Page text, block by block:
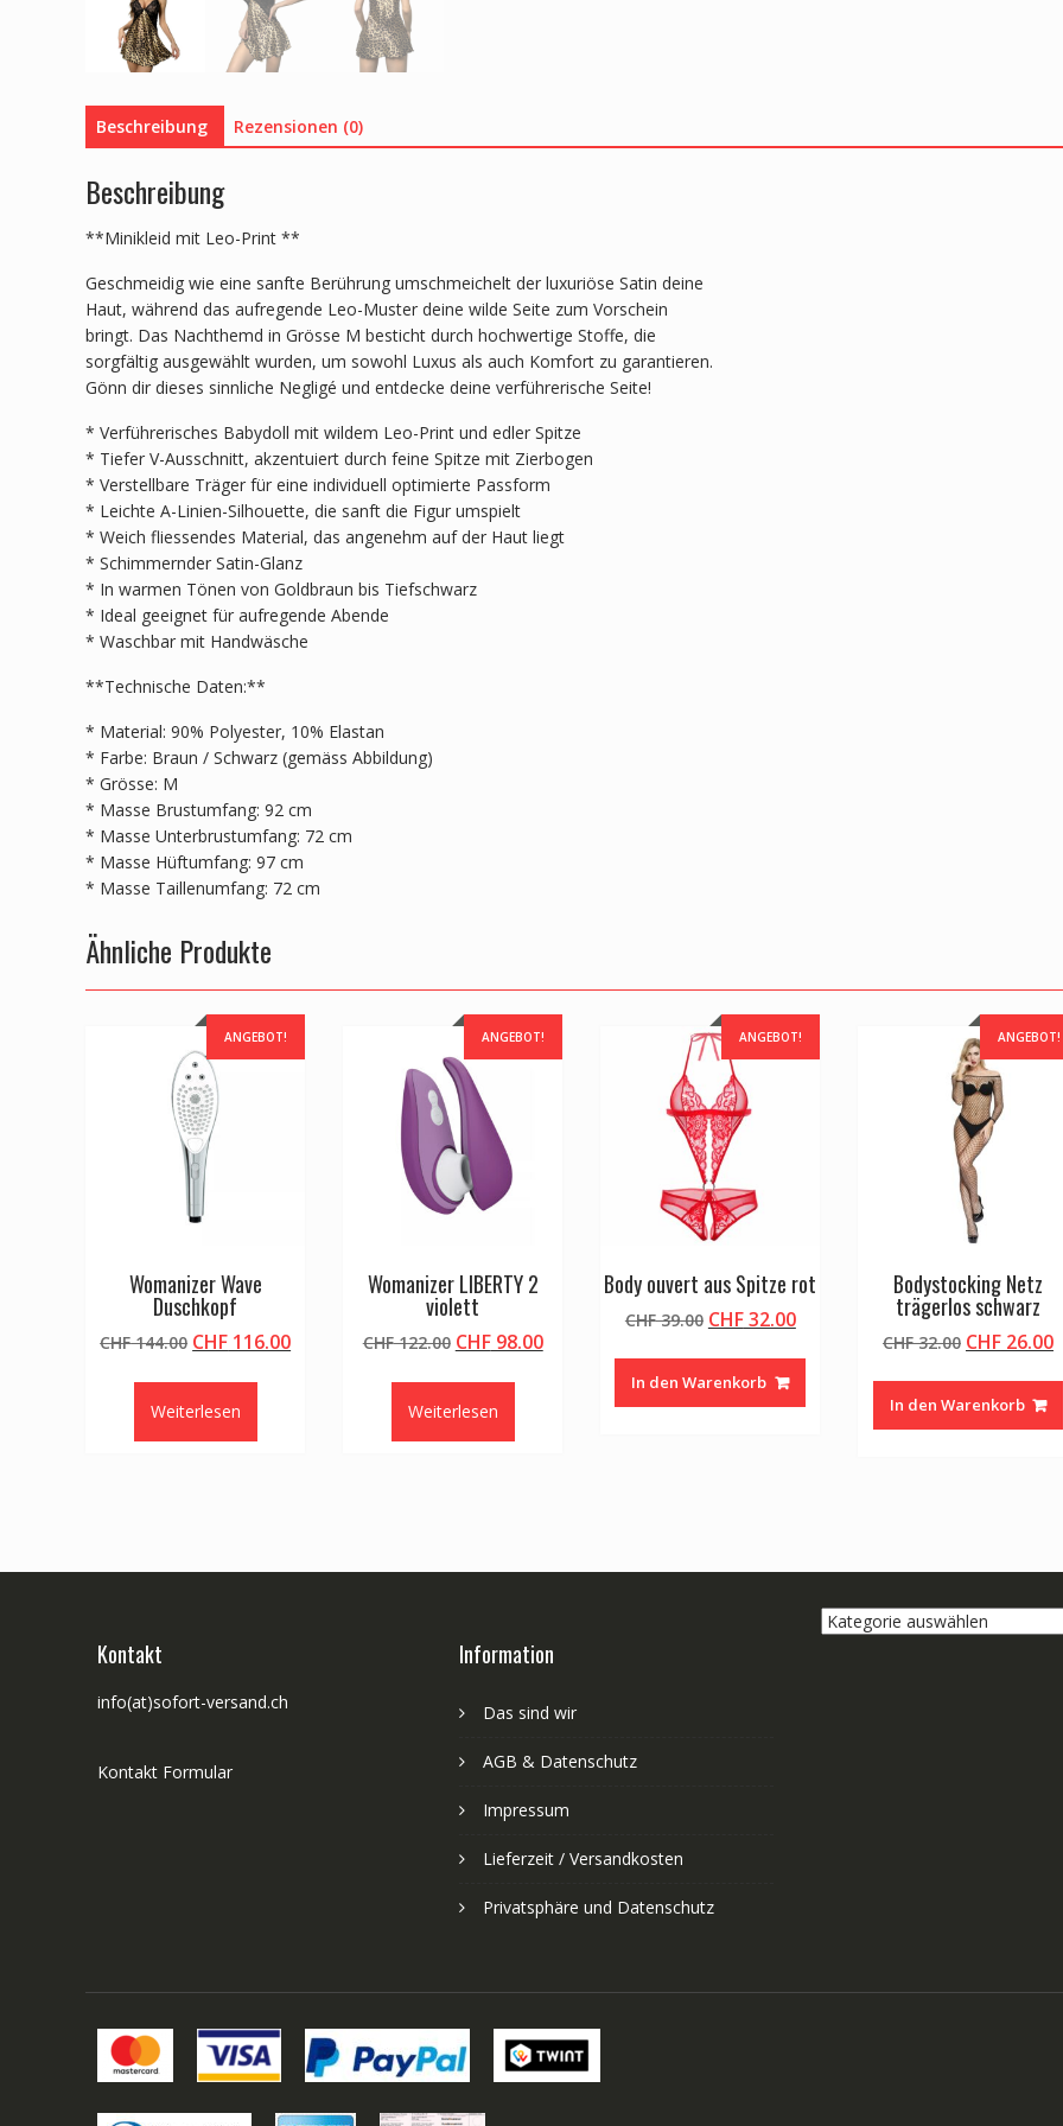
Beschreibung Rezensionen (0)
Beschreibung
**Minikleid mit Leo-Print **
Geschmeidig wie eine sanfte Berührung umschmeichelt der luxuriöse Satin deine
Haut, während das aufregende Leo-Muster deine wilde Seite zum Vorschein
bringt. Das Nachthemd in Grösse M besticht durch hochwertige Stoffe, die
sorgfältig ausgewählt wurden, um sowohl Luxus als auch Komfort zu garantieren.
Gönn dir dieses sinnliche Negligé und entdecke deine verführerische Seite!
* Verführerisches Babydoll mit wildem Leo-Print und edler Spitze
* Tiefer V-Ausschnitt, akzentuiert durch feine Spitze mit Zierbogen
* Verstellbare Träger für eine individuell optimierte Passform
* Leichte A-Linien-Silhouette, die sanft die Figur umspielt
* Weich fliessendes Material, das angenehm auf der Haut liegt
* Schimmernder Satin-Glanz
* In warmen Tönen von Goldbraun bis Tiefschwarz
* Ideal geeignet für aufregende Abende
* Waschbar mit Handwäsche
**Technische Daten:**
* Material: 90% Polyester, 10% Elastan
* Farbe: Braun / Schwarz (gemäss Abbildung)
* Grösse: M
* Masse Brustumfang: 92 cm
* Masse Unterbrustumfang: 72 cm
* Masse Hüftumfang: 97 cm
* Masse Taillenumfang: 72 cm
Ähnliche Produkte
ANGEBOT!
Womanizer Wave
Duschkopf
CHF144.00 Ursprünglicher
CHF 144.00
CHF 116.00Aktueller
Weiterlesen
ANGEBOT!
Womanizer LIBERTY 2
violett
CHF122.00 Ursprünglicher
CHF 122.00
CHF98.00Aktueller
Weiterlesen
ANGEBOT!
Body ouvert aus Spitze rot
CHF39.00 Ursprünglicher
war:
CHF 39.00
CHF32.00Aktueller
In den Warenkorb
ANGEBOT!
Bodystocking Netz
trägerlos schwarz
CHF32.00
war:
CHF 32.00
CHF26.00
In den Warenkorb
Kontakt
info(at)sofort-versand.ch
Kontakt Formular
Information
Das sind wir
AGB & Datenschutz
Impressum
Lieferzeit / Versandkosten
Privatsphäre und Datenschutz
Kategorie